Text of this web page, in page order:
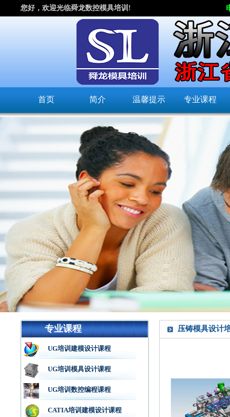
您好，欢迎光临舜龙数控模具培训!
首页 简介 温馨提示 专业课程
专业课程
UG培训建模设计课程
UG培训模具设计课程
UG培训数控编程课程
CATIA培训建模设计课程
压铸模具设计